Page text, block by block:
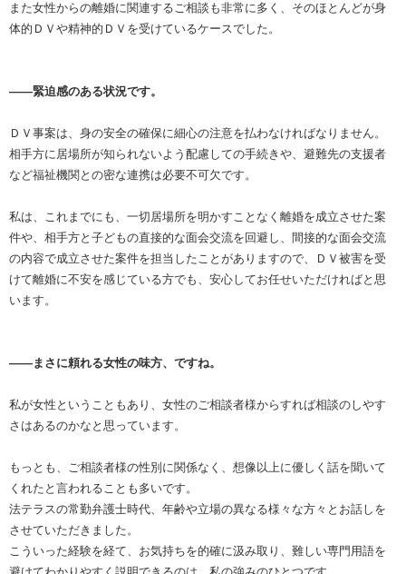
また女性からの離婚に関連するご相談も非常に多く、そのほとんどが身
体的ＤＶや精神的ＤＶを受けているケースでした。
――緊迫感のある状況です。
ＤＶ事案は、身の安全の確保に細心の注意を払わなければなりません。
相手方に居場所が知られないよう配慮しての手続きや、避難先の支援者
など福祉機関との密な連携は必要不可欠です。
私は、これまでにも、一切居場所を明かすことなく離婚を成立させた案
件や、相手方と子どもの直接的な面会交流を回避し、間接的な面会交流
の内容で成立させた案件を担当したことがありますので、ＤＶ被害を受
けて離婚に不安を感じている方でも、安心してお任せいただければと思
います。
――まさに頼れる女性の味方、ですね。
私が女性ということもあり、女性のご相談者様からすれば相談のしやす
さはあるのかなと思っています。
もっとも、ご相談者様の性別に関係なく、想像以上に優しく話を聞いて
くれたと言われることも多いです。
法テラスの常勤弁護士時代、年齢や立場の異なる様々な方々とお話しを
させていただきました。
こういった経験を経て、お気持ちを的確に汲み取り、難しい専門用語を